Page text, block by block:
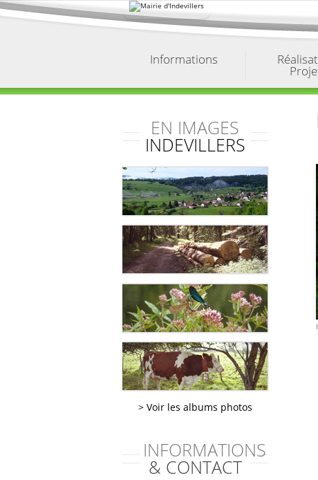
Aller
au
Informations
EN IMAGES
INDEVILLERS
Voir les albums photos
INFORMATIONS
& CONTACT